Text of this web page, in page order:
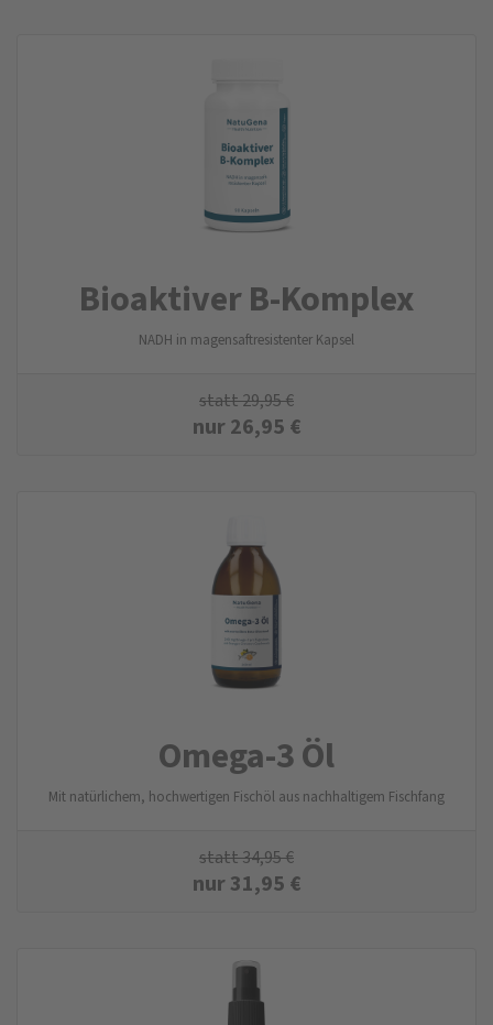
Bioaktiver B-Komplex
NADH in magensaftresistenter Kapsel
statt29,95€
nur26,95 €
Omega-3 Öl
Mit natürlichem, hochwertigen Fischöl aus nachhaltigem Fischfang
statt34,95€
nur31,95 €